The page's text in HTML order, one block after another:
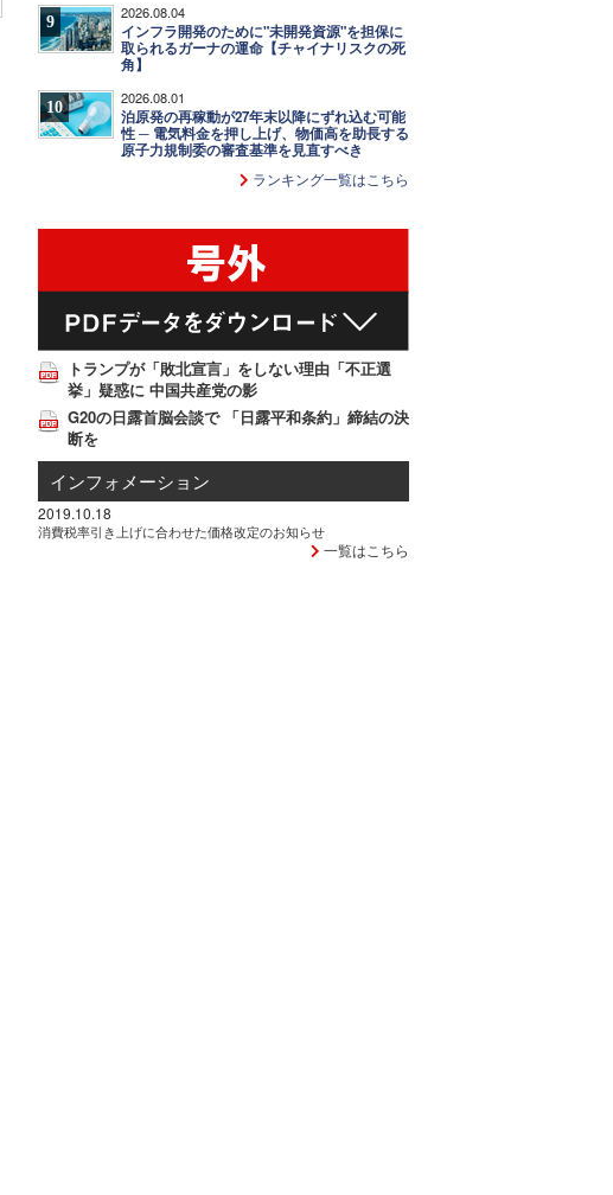
9 2026.08.04
インフラ開発のために"未開発資源"を担保に
取られるガーナの運命【チャイナリスクの死
角】
10 2026.08.01
泊原発の再稼動が27年末以降にずれ込む可能
性 ─ 電気料金を押し上げ、物価高を助長する
原子力規制委の審査基準を見直すべき
ランキング一覧はこちら
トランプが「敗北宣言」をしない理由「不正選
挙」疑惑に 中国共産党の影
G20の日露首脳会談で 「日露平和条約」締結の決
断を
インフォメーション
2019.10.18
消費税率引き上げに合わせた価格改定のお知らせ
一覧はこちら